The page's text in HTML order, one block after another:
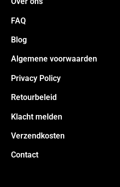
FAQ
Blog
Algemene voorwaarden
Privacy Policy
Retourbeleid
Klacht melden
Verzendkosten
Contact